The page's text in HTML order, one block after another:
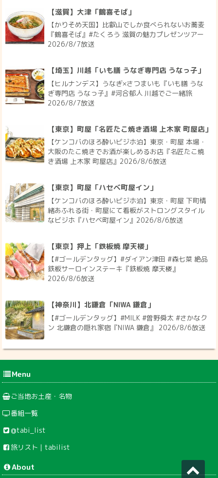
【滋賀】大津「鶴喜そば」
【かりそめ天国】比叡山でしか食べられないお蕎麦
『鶴喜そば』#たくろう 滋賀の魅力プレゼンツアー
2026/8/7放送
【埼玉】川越「いも膳 うなぎ専門店 うなっ子」
【ヒルナンデス】うなぎ×さつまいも『いも膳 うな
ぎ専門店 うなっ子』#河合郁人 川越でご一緒旅
2026/8/7放送
【東京】町屋「名匠たこ焼き酒場 上木家 町屋店」
【ケンコバのほろ酔いビジホ泊】東京・町屋 本場・
大阪のたこ焼きでお酒が楽しめるお店『名匠たこ焼
き酒場 上木家 町屋店』2026/8/6放送
【東京】町屋「ハセベ町屋イン」
【ケンコバのほろ酔いビジホ泊】東京・町屋 下町情
緒あふれる街・町屋にて看板がストロングスタイル
なビジホ『ハセベ町屋イン』2026/8/6放送
【東京】押上「鉄板焼 摩天楼」
【#ゴールデンタッグ】#ダイアン津田 #森七菜 絶品
鉄板サーロインステーキ『鉄板焼 摩天楼』
2026/8/6放送
【神奈川】北鎌倉「NIWA 鎌倉」
【#ゴールデンタッグ】#MILK #曽野舜太 #さかなク
ン 北鎌倉の隠れ家宿『NIWA 鎌倉』 2026/8/6放送
Menu
ご当地お土産・名物
番組一覧
@tabi_list
旅リスト｜tabilist
About